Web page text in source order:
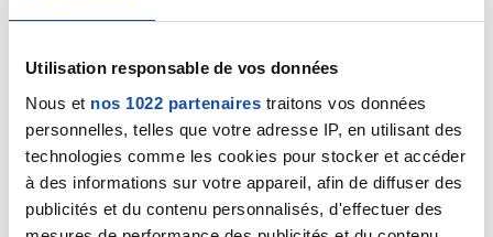
Utilisation responsable de vos données
Nous et nos 1022 partenaires traitons vos données
personnelles, telles que votre adresse IP, en utilisant des
technologies comme les cookies pour stocker et accéder
à des informations sur votre appareil, afin de diffuser des
publicités et du contenu personnalisés, d'effectuer des
Salut Flora ,
Un joyeux noël a vous tous sur le forum et un bon